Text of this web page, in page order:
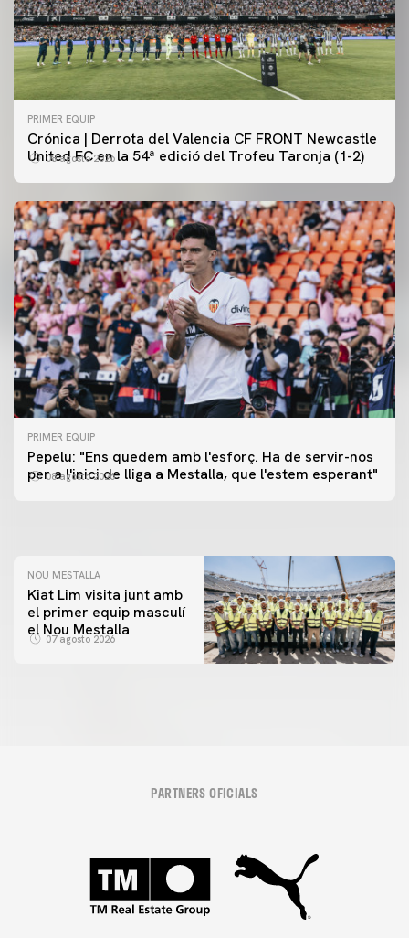
PRIMER EQUIP
Crónica | Derrota del Valencia CF FRONT Newcastle
United FC en la 54ª edició del Trofeu Taronja (1-2)
08 agosto 2026
PRIMER EQUIP
Pepelu: "Ens quedem amb l'esforç. Ha de servir-nos
per a l'inici de lliga a Mestalla, que l'estem esperant"
08 agosto 2026
PRIMER EQUIP
📸 #ValenciaNUFC
PRIMER EQUIP
MESTALLA 📍
NOU MESTALLA
Kiat Lim visita junt amb
el primer equip masculí
el Nou Mestalla
07 agosto 2026
PARTNERS OFICIALS